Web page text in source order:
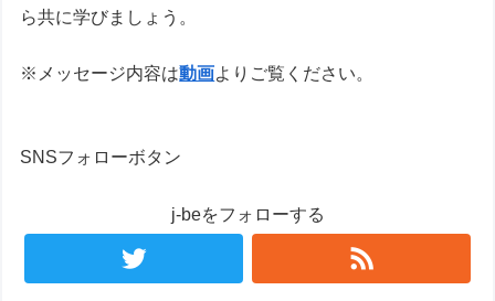
ら共に学びましょう。
※メッセージ内容は動画よりご覧ください。
SNSフォローボタン
j-beをフォローする